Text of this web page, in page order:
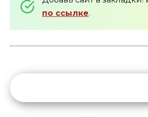
по ссылке.